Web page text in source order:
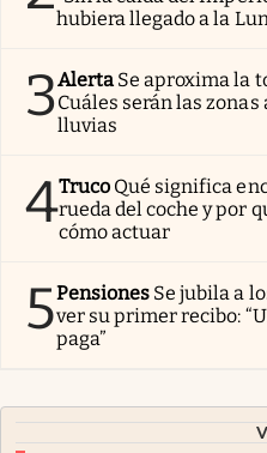
hubiera llegado a la
3Alerta Se aproxima la
Cuáles serán las
lluvias
4Truco Qué significa
rueda del coche y por
cómo actuar
5Pensiones Se jubila a
ver su primer recibo:
paga”